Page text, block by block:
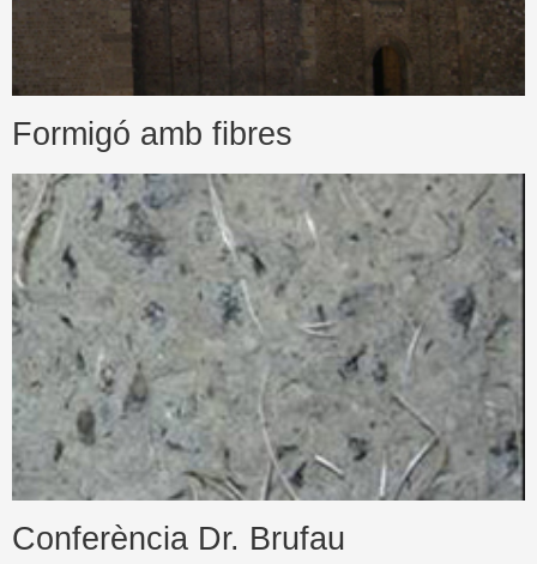
Formigó amb fibres
Conferència Dr. Brufau